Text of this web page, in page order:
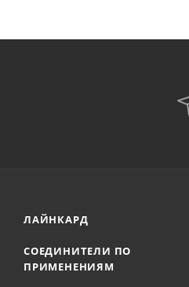
ЛАЙНКАРД
СОЕДИНИТЕЛИ ПО
ПРИМЕНЕНИЯМ